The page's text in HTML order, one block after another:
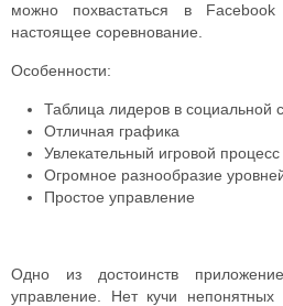
можно похвастаться в
настоящее соревнование.
Особенности:
Таблица лидеров в социальной
Отличная графика
Увлекательный игровой процесс
Огромное разнообразие
Простое управление
Одно из достоинств
управление. Нет кучи